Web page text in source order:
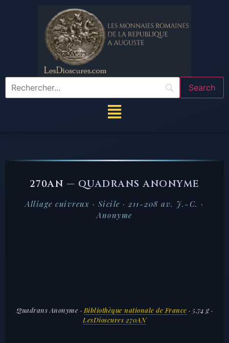
270AN — QUADRANS ANONYME
Alliage cuivreux · Sicile · 211-208 av. J.-C. ·
Anonyme
Quadrans Anonyme · Bibliothèque nationale de France · 5,74 g ·
LesDioscures 270AN